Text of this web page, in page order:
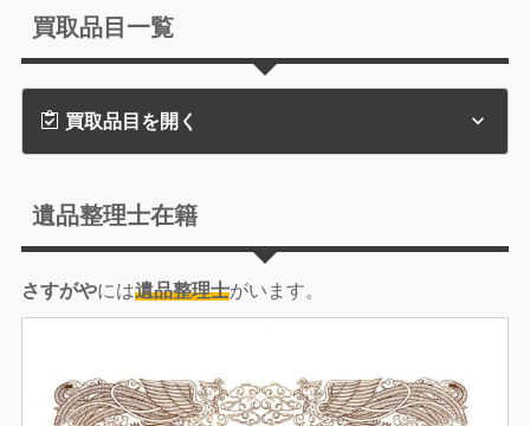
買取品目一覧
買取品目を開く
遺品整理士在籍
さすがやには遺品整理士がいます。